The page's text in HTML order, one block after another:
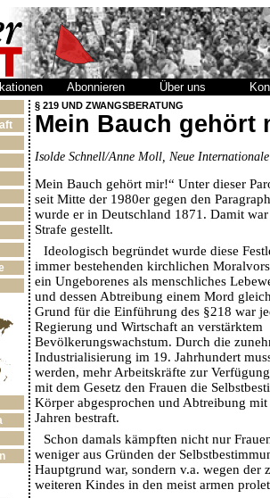
Abonnieren Über uns
§ 219 UND ZWANGSBERATUNG
Mein Bauch gehört
Isolde Schnell/Anne Moll, Neue
Mein Bauch gehört mir!“ Unter dieser
seit Mitte der 1980er gegen den
wurde er in Deutschland 1871. Damit
Strafe gestellt.
Ideologisch begründet wurde diese
immer bestehenden kirchlichen
ein Ungeborenes als menschliches
und dessen Abtreibung einem Mord
Grund für die Einführung des §218 war
Regierung und Wirtschaft an verstärktem
Bevölkerungswachstum. Durch die
Industrialisierung im 19. Jahrhundert
werden, mehr Arbeitskräfte zur
mit dem Gesetz den Frauen die
Körper abgesprochen und Abtreibung
Jahren bestraft.
Schon damals kämpften nicht nur
weniger aus Gründen der
Hauptgrund war, sondern v.a. wegen der
weiteren Kindes in den meist armen